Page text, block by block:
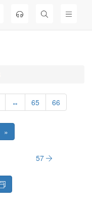
↔ 65 66
»
57